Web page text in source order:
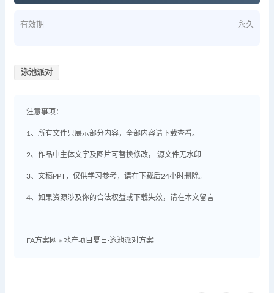
有效期 永久
泳池派对
注意事项：
1、所有文件只展示部分内容，全部内容请下载查看。
2、作品中主体文字及图片可替换修改， 源文件无水印
3、文稿PPT，仅供学习参考，请在下载后24小时删除。
4、如果资源涉及你的合法权益或下载失效，请在本文留言
FA方案网 » 地产项目夏日·泳池派对方案